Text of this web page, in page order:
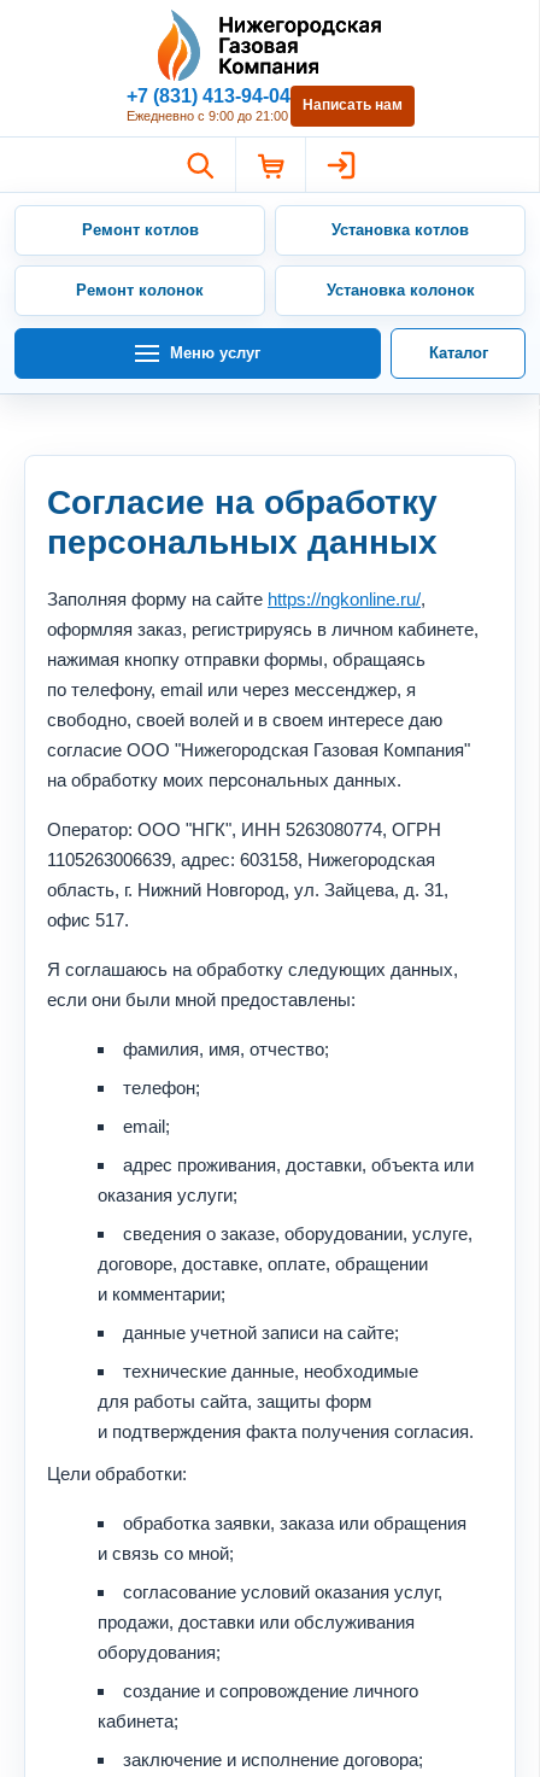
Нижегородская Газовая
+7 (831) 413-94-04
Ежедневно с 9:00 до 21:00
Написать нам
Ремонт котлов Установка котлов
Ремонт колонок Установка колонок
Меню услуг Каталог
Согласие на обработку
персональных данных
Заполняя форму на сайте https://ngkonline.ru/,
оформляя заказ, регистрируясь в личном кабинете,
нажимая кнопку отправки формы, обращаясь
по телефону, email или через мессенджер, я
свободно, своей волей и в своем интересе даю
согласие ООО "Нижегородская Газовая Компания"
на обработку моих персональных данных.
Оператор: ООО "НГК", ИНН 5263080774, ОГРН
1105263006639, адрес: 603158, Нижегородская
область, г. Нижний Новгород, ул. Зайцева, д. 31,
офис 517.
Я соглашаюсь на обработку следующих данных,
если они были мной предоставлены:
фамилия, имя, отчество;
телефон;
email;
адрес проживания, доставки, объекта или
оказания услуги;
сведения о заказе, оборудовании, услуге,
договоре, доставке, оплате, обращении
и комментарии;
данные учетной записи на сайте;
технические данные, необходимые
для работы сайта, защиты форм
и подтверждения факта получения согласия.
Цели обработки:
обработка заявки, заказа или обращения
и связь со мной;
согласование условий оказания услуг,
продажи, доставки или обслуживания
оборудования;
создание и сопровождение личного
кабинета;
заключение и исполнение договора;